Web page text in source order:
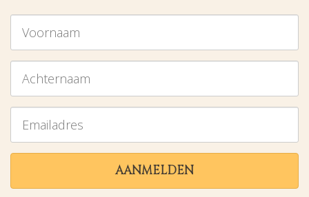
Voornaam
Achternaam
Emailadres
AANMELDEN